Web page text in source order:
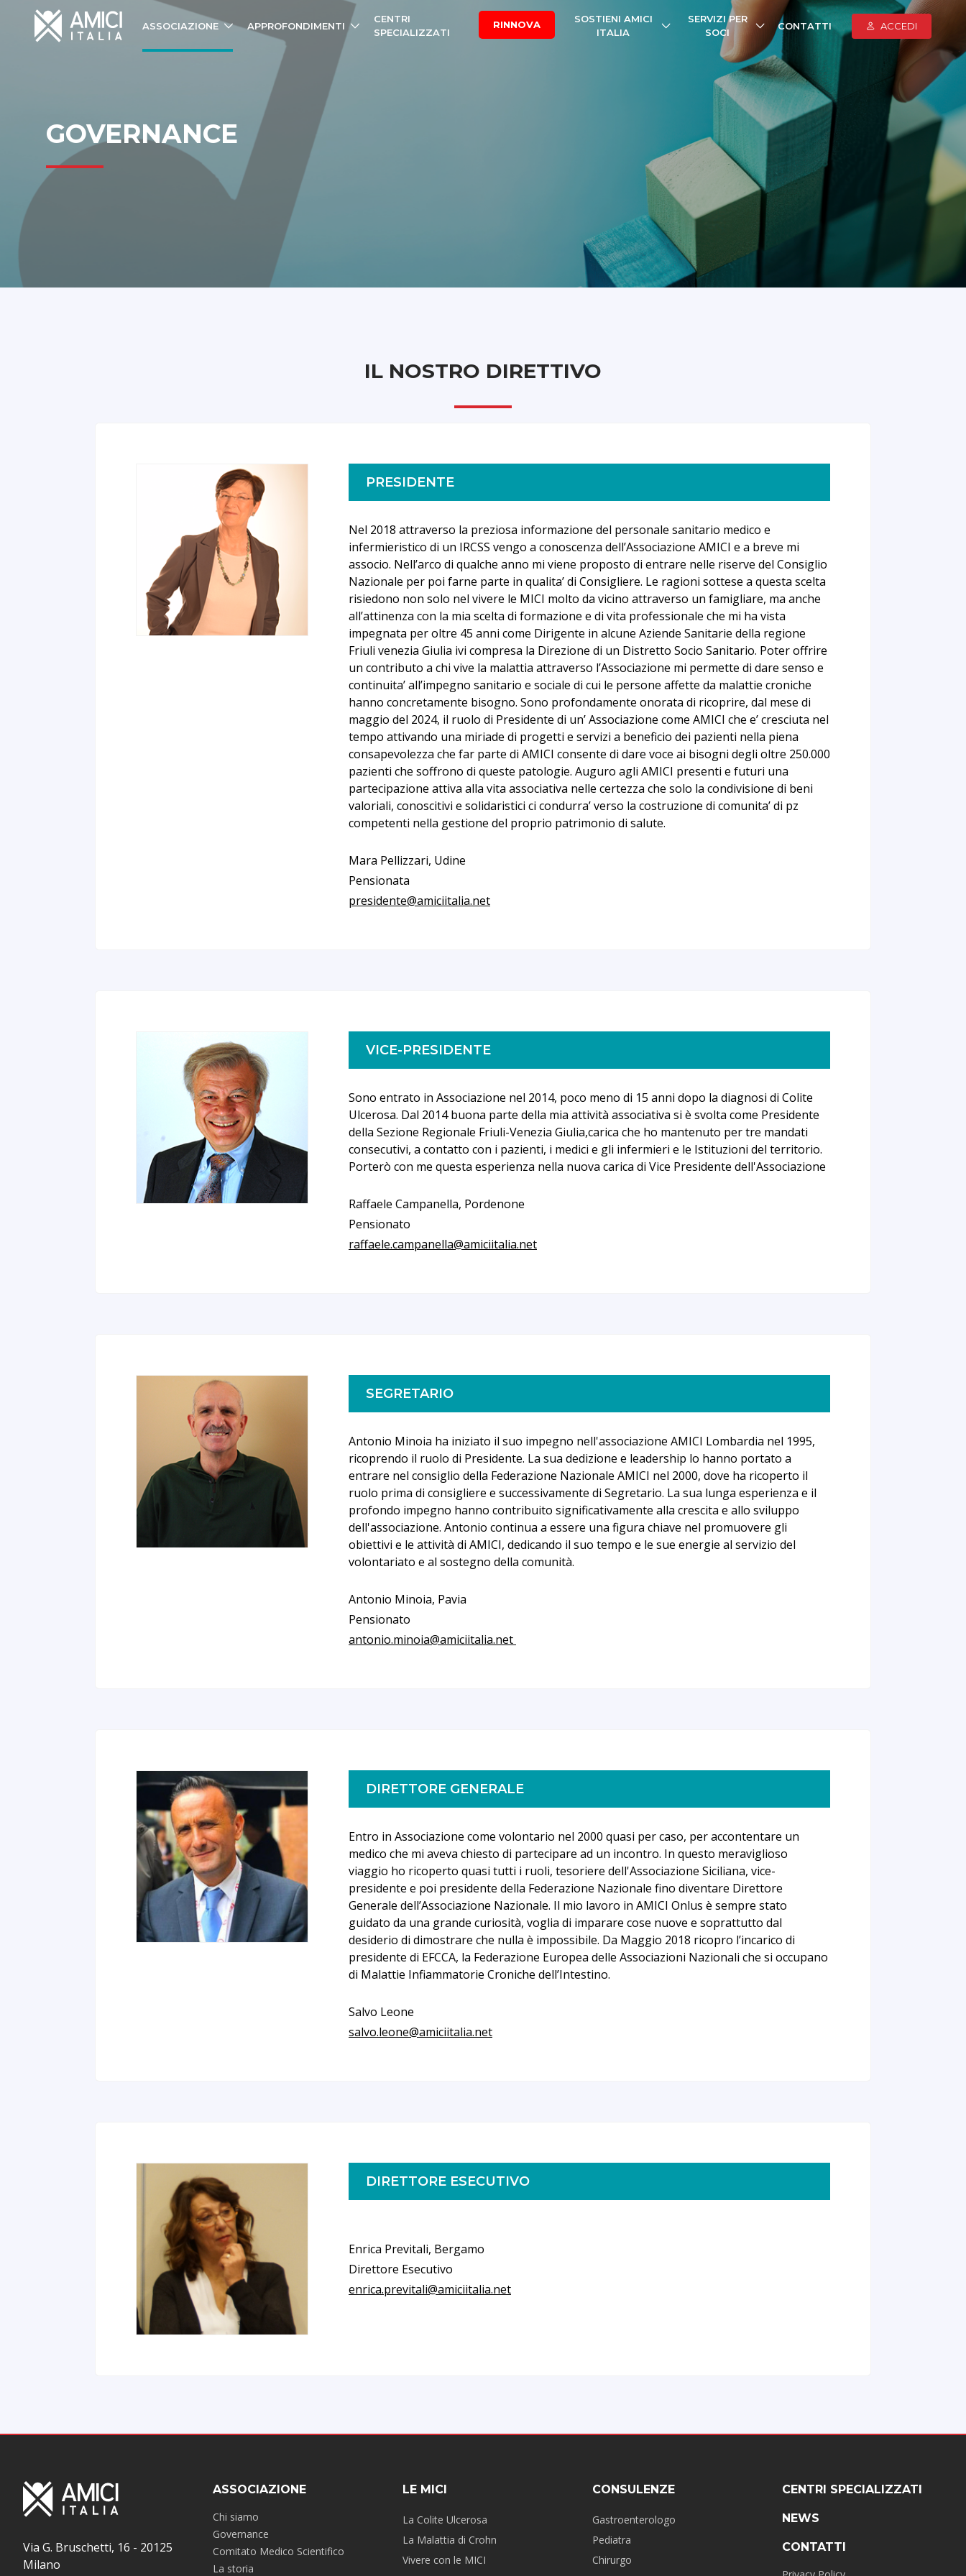
ASSOCIAZIONE APPROFONDIMENTI
CENTRI
SPECIALIZZATI
RINNOVA
SOSTIENI AMICI
ITALIA
SERVIZI PER
SOCI
CONTATTI ACCEDI
GOVERNANCE
IL NOSTRO DIRETTIVO
PRESIDENTE
Nel 2018 attraverso la preziosa informazione del personale sanitario medico e
infermieristico di un IRCSS vengo a conoscenza dell’Associazione AMICI e a breve mi
associo. Nell’arco di qualche anno mi viene proposto di entrare nelle riserve del Consiglio
Nazionale per poi farne parte in qualita’ di Consigliere. Le ragioni sottese a questa scelta
risiedono non solo nel vivere le MICI molto da vicino attraverso un famigliare, ma anche
all’attinenza con la mia scelta di formazione e di vita professionale che mi ha vista
impegnata per oltre 45 anni come Dirigente in alcune Aziende Sanitarie della regione
Friuli venezia Giulia ivi compresa la Direzione di un Distretto Socio Sanitario. Poter offrire
un contributo a chi vive la malattia attraverso l’Associazione mi permette di dare senso e
continuita’ all’impegno sanitario e sociale di cui le persone affette da malattie croniche
hanno concretamente bisogno. Sono profondamente onorata di ricoprire, dal mese di
maggio del 2024, il ruolo di Presidente di un’ Associazione come AMICI che e’ cresciuta nel
tempo attivando una miriade di progetti e servizi a beneficio dei pazienti nella piena
consapevolezza che far parte di AMICI consente di dare voce ai bisogni degli oltre 250.000
pazienti che soffrono di queste patologie. Auguro agli AMICI presenti e futuri una
partecipazione attiva alla vita associativa nelle certezza che solo la condivisione di beni
valoriali, conoscitivi e solidaristici ci condurra’ verso la costruzione di comunita’ di pz
competenti nella gestione del proprio patrimonio di salute.
Mara Pellizzari, Udine
Pensionata
presidente@amiciitalia.net
VICE-PRESIDENTE
Sono entrato in Associazione nel 2014, poco meno di 15 anni dopo la diagnosi di Colite
Ulcerosa. Dal 2014 buona parte della mia attività associativa si è svolta come Presidente
della Sezione Regionale Friuli-Venezia Giulia,carica che ho mantenuto per tre mandati
consecutivi, a contatto con i pazienti, i medici e gli infermieri e le Istituzioni del territorio.
Porterò con me questa esperienza nella nuova carica di Vice Presidente dell'Associazione
Raffaele Campanella, Pordenone
Pensionato
raffaele.campanella@amiciitalia.net
SEGRETARIO
Antonio Minoia ha iniziato il suo impegno nell'associazione AMICI Lombardia nel 1995,
ricoprendo il ruolo di Presidente. La sua dedizione e leadership lo hanno portato a
entrare nel consiglio della Federazione Nazionale AMICI nel 2000, dove ha ricoperto il
ruolo prima di consigliere e successivamente di Segretario. La sua lunga esperienza e il
profondo impegno hanno contribuito significativamente alla crescita e allo sviluppo
dell'associazione. Antonio continua a essere una figura chiave nel promuovere gli
obiettivi e le attività di AMICI, dedicando il suo tempo e le sue energie al servizio del
volontariato e al sostegno della comunità.
Antonio Minoia, Pavia
Pensionato
antonio.minoia@amiciitalia.net
DIRETTORE GENERALE
Entro in Associazione come volontario nel 2000 quasi per caso, per accontentare un
medico che mi aveva chiesto di partecipare ad un incontro. In questo meraviglioso
viaggio ho ricoperto quasi tutti i ruoli, tesoriere dell'Associazione Siciliana, vice-
presidente e poi presidente della Federazione Nazionale fino diventare Direttore
Generale dell’Associazione Nazionale. Il mio lavoro in AMICI Onlus è sempre stato
guidato da una grande curiosità, voglia di imparare cose nuove e soprattutto dal
desiderio di dimostrare che nulla è impossibile. Da Maggio 2018 ricopro l’incarico di
presidente di EFCCA, la Federazione Europea delle Associazioni Nazionali che si occupano
di Malattie Infiammatorie Croniche dell’Intestino.
Salvo Leone
salvo.leone@amiciitalia.net
DIRETTORE ESECUTIVO
Enrica Previtali, Bergamo
Direttore Esecutivo
enrica.previtali@amiciitalia.net
Via G. Bruschetti, 16 - 20125
Milano
ASSOCIAZIONE
Chi siamo
Governance
Comitato Medico Scientifico
La storia
LE MICI
La Colite Ulcerosa
La Malattia di Crohn
Vivere con le MICI
CONSULENZE
Gastroenterologo
Pediatra
Chirurgo
CENTRI SPECIALIZZATI
NEWS
CONTATTI